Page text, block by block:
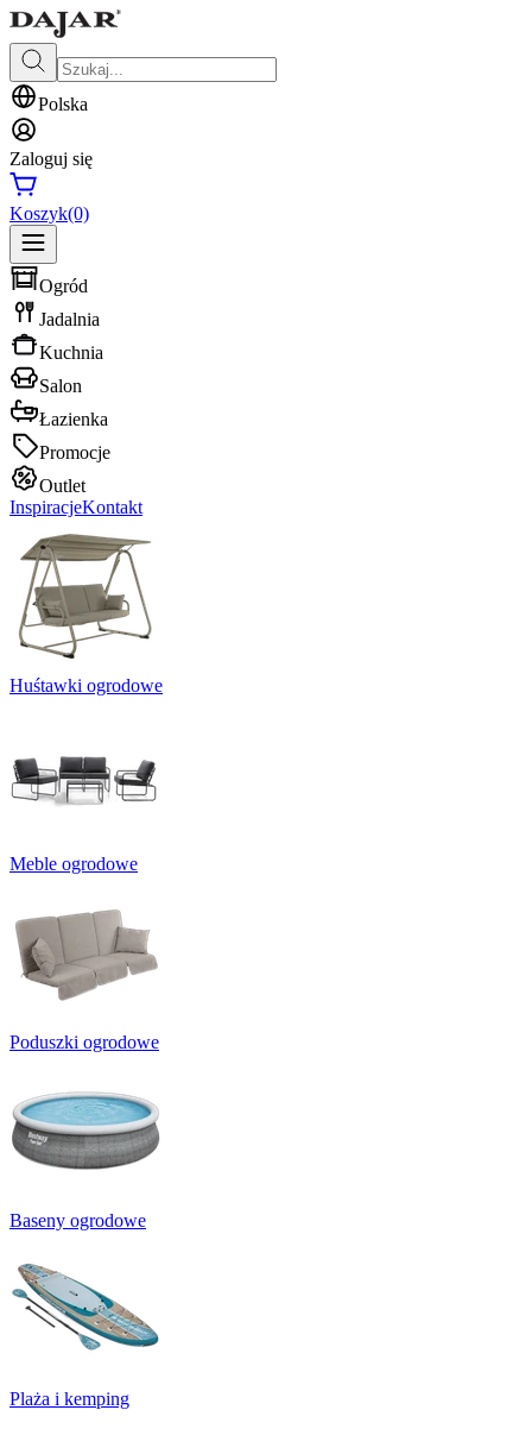
Polska
Zaloguj się
Koszyk(0)
Ogród
Jadalnia
Kuchnia
Salon
Łazienka
Promocje
Outlet
InspiracjeKontakt
Huśtawki ogrodowe
Meble ogrodowe
Poduszki ogrodowe
Baseny ogrodowe
Plaża i kemping